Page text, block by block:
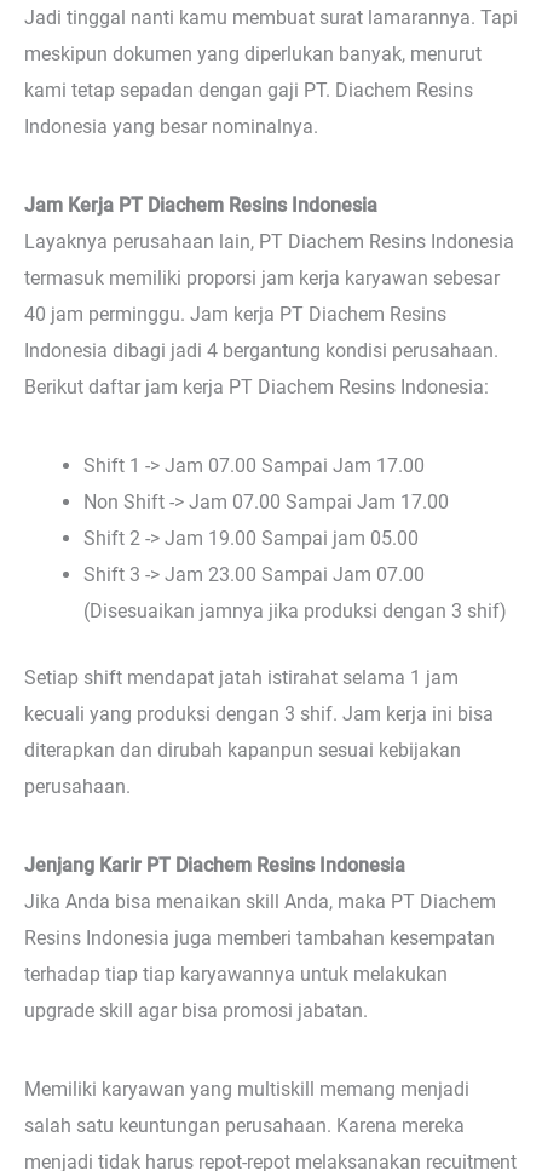
Jadi tinggal nanti kamu membuat surat lamarannya. Tapi
meskipun dokumen yang diperlukan banyak, menurut
kami tetap sepadan dengan gaji PT. Diachem Resins
Indonesia yang besar nominalnya.
Jam Kerja PT Diachem Resins Indonesia
Layaknya perusahaan lain, PT Diachem Resins Indonesia
termasuk memiliki proporsi jam kerja karyawan sebesar
40 jam perminggu. Jam kerja PT Diachem Resins
Indonesia dibagi jadi 4 bergantung kondisi perusahaan.
Berikut daftar jam kerja PT Diachem Resins Indonesia:
Shift 1 -> Jam 07.00 Sampai Jam 17.00
Non Shift -> Jam 07.00 Sampai Jam 17.00
Shift 2 -> Jam 19.00 Sampai jam 05.00
Shift 3 -> Jam 23.00 Sampai Jam 07.00
(Disesuaikan jamnya jika produksi dengan 3 shif)
Setiap shift mendapat jatah istirahat selama 1 jam
kecuali yang produksi dengan 3 shif. Jam kerja ini bisa
diterapkan dan dirubah kapanpun sesuai kebijakan
perusahaan.
Jenjang Karir PT Diachem Resins Indonesia
Jika Anda bisa menaikan skill Anda, maka PT Diachem
Resins Indonesia juga memberi tambahan kesempatan
terhadap tiap tiap karyawannya untuk melakukan
upgrade skill agar bisa promosi jabatan.
Memiliki karyawan yang multiskill memang menjadi
salah satu keuntungan perusahaan. Karena mereka
menjadi tidak harus repot-repot melaksanakan recuitment